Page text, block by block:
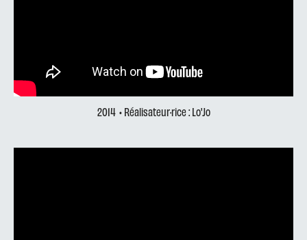
2014 • Réalisateur·rice : Lo'Jo